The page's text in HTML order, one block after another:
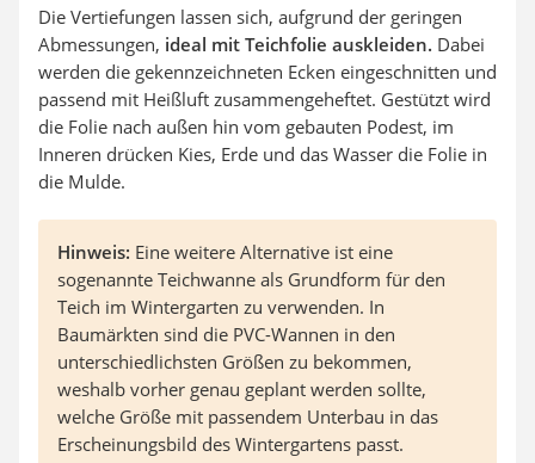
Die Vertiefungen lassen sich, aufgrund der geringen
Abmessungen, ideal mit Teichfolie auskleiden. Dabei
werden die gekennzeichneten Ecken eingeschnitten und
passend mit Heißluft zusammengeheftet. Gestützt wird
die Folie nach außen hin vom gebauten Podest, im
Inneren drücken Kies, Erde und das Wasser die Folie in
die Mulde.
Hinweis: Eine weitere Alternative ist eine
sogenannte Teichwanne als Grundform für den
Teich im Wintergarten zu verwenden. In
Baumärkten sind die PVC-Wannen in den
unterschiedlichsten Größen zu bekommen,
weshalb vorher genau geplant werden sollte,
welche Größe mit passendem Unterbau in das
Erscheinungsbild des Wintergartens passt.